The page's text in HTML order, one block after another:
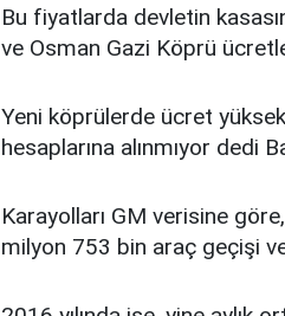
Bu fiyatlarda devletin
ve Osman Gazi Köprü
Yeni köprülerde ücret
hesaplarına alınmıyor dedi
Karayolları GM verisine
milyon 753 bin araç geçişi